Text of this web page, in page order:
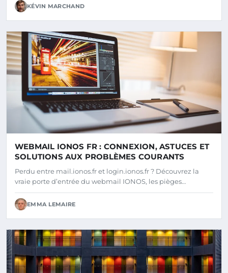
KÉVIN MARCHAND
WEBMAIL IONOS FR : CONNEXION, ASTUCES ET
SOLUTIONS AUX PROBLÈMES COURANTS
Perdu entre mail.ionos.fr et login.ionos.fr ? Découvrez la
vraie porte d’entrée du webmail IONOS, les pièges…
EMMA LEMAIRE